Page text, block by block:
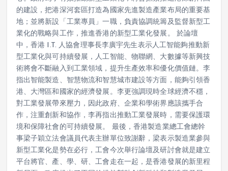
心。政府為了有效推動新型工業化，將會抓緊推進港深創科園
的建設，把港深河套區打造為國家先進製造產業布局的重要基
地；並將新設「工業專員」一職，負責協調統籌及監督新型工
業化的戰略與工作，推進香港的新型工業化發展。 於論壇
中，香港 I.T. 人協會理事長李廣宇先生表示人工智能夠推動新
型工業化與可持續發展，人工智能、物聯網、大數據等新興技
術將會不斷融入到工業領域，提升生產效率和優化價值鏈。李
指出智能製造、智慧物流和智慧城市建設等方面，能夠引領香
港、大灣區和國家的經濟發展。李更強調現時全球經濟不穩，
對工業發展帶來壓力，因此政府、企業和學術界應該攜手合
作，注重創新和協作，李再指出推動工業發展時，需要保護環
境和保障社會的可持續發展。 最後，香港製造業總工會總幹
事梁子穎立法會議員代表主辦單位致謝辭，梁表示製造業參與
新型工業化是勢在必行，工會今次舉行論壇及研討會就是建立
平台將官、產、學、研、工會走在一起，是香港發展的新里程